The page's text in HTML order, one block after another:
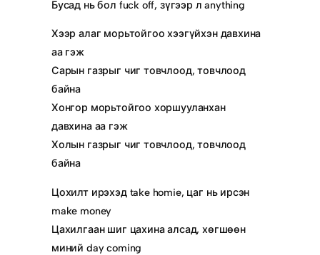
Бусад нь бол fuck off, зүгээр л anything
Хээр алаг морьтойгоо хээгүйхэн давхина
аа гэж
Сарын газрыг чиг товчлоод, товчлоод
байна
Хонгор морьтойгоо хоршууланхан
давхина аа гэж
Холын газрыг чиг товчлоод, товчлоод
байна
Цохилт ирэхэд take homie, цаг нь ирсэн
make money
Цахилгаан шиг цахина алсад, хөгшөөн
миний day coming